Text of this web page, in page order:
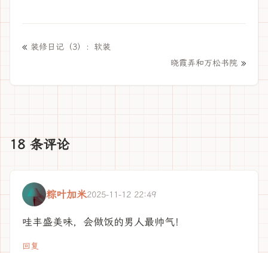
« 装修日记（3）：软装
晓霞弄和万松书院 »
18 条评论
粽叶加米2025-11-12 22:49
哇丰盛美味，会做饭的男人最帅气！
回复